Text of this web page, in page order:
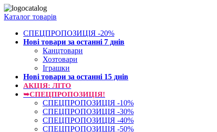
Каталог товарів
СПЕЦПРОПОЗИЦІЯ -20%
Нові товари за останнi 7 днiв
Канцтовари
Хозтовари
Іграшки
Нові товари за останнi 15 днiв
АКЦІЯ: ЛІТО
➥СПЕЦПРОПОЗИЦІЯ!
СПЕЦПРОПОЗИЦІЯ -10%
СПЕЦПРОПОЗИЦІЯ -30%
СПЕЦПРОПОЗИЦІЯ -40%
СПЕЦПРОПОЗИЦІЯ -50%